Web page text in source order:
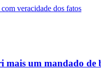
um mandado de